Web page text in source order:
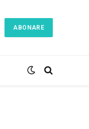
ABONARE